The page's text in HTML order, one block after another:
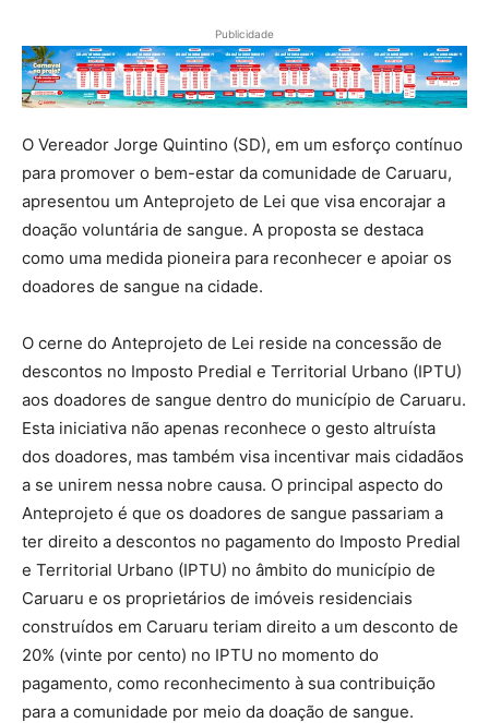
Publicidade
O Vereador Jorge Quintino (SD), em um esforço contínuo
para promover o bem-estar da comunidade de Caruaru,
apresentou um Anteprojeto de Lei que visa encorajar a
doação voluntária de sangue. A proposta se destaca
como uma medida pioneira para reconhecer e apoiar os
doadores de sangue na cidade.
O cerne do Anteprojeto de Lei reside na concessão de
descontos no Imposto Predial e Territorial Urbano (IPTU)
aos doadores de sangue dentro do município de Caruaru.
Esta iniciativa não apenas reconhece o gesto altruísta
dos doadores, mas também visa incentivar mais cidadãos
a se unirem nessa nobre causa. O principal aspecto do
Anteprojeto é que os doadores de sangue passariam a
ter direito a descontos no pagamento do Imposto Predial
e Territorial Urbano (IPTU) no âmbito do município de
Caruaru e os proprietários de imóveis residenciais
construídos em Caruaru teriam direito a um desconto de
20% (vinte por cento) no IPTU no momento do
pagamento, como reconhecimento à sua contribuição
para a comunidade por meio da doação de sangue.